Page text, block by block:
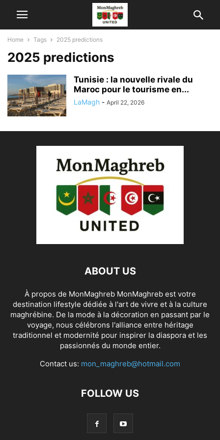
Home Tags 2025 predictions
2025 predictions
Tunisie : la nouvelle rivale du
Maroc pour le tourisme en...
LaMagh - April 22, 2026
ABOUT US
À propos de MonMaghreb MonMaghreb est votre
destination lifestyle dédiée à l'art de vivre et à la culture
maghrébine. De la mode à la décoration en passant par le
voyage, nous célébrons l'alliance entre héritage
traditionnel et modernité pour inspirer la diaspora et les
passionnés du monde entier.
Contact us: mon_maghreb@hotmail.com
FOLLOW US